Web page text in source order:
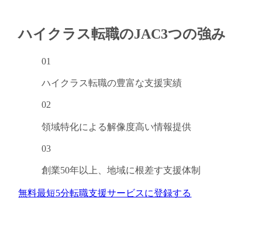
ハイクラス転職のJAC3つの強み
01
ハイクラス転職の豊富な支援実績
02
領域特化による解像度高い情報提供
03
創業50年以上、地域に根差す支援体制
無料最短5分転職支援サービスに登録する